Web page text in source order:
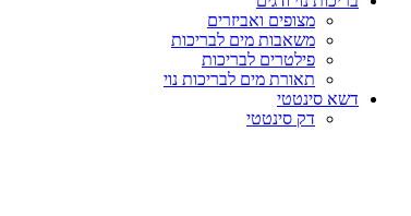
מצופים ואביזרים
משאבות מים לבריכות
פילטרים לבריכות
תאורת מים לבריכות נוי
דשא סינטטי
דק סינטטי